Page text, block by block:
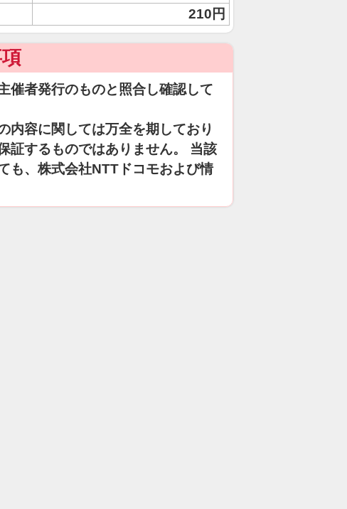
210円
催者発行のものと照合し確認して
内容に関しては万全を期しており
証するものではありません。 当該
も、株式会社NTTドコモおよび情